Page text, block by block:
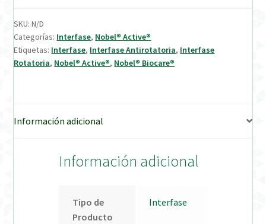
SKU:N/D
Categorías: Interfase, Nobel® Active®
Etiquetas: Interfase, Interfase Antirotatoria, Interfase
Rotatoria, Nobel® Active®, Nobel® Biocare®
Información adicional
Información adicional
Tipo de
Producto
Interfase